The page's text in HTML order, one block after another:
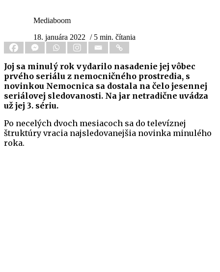
Mediaboom
18. januára 2022 / 5 min. čítania
Joj sa minulý rok vydarilo nasadenie jej vôbec
prvého seriálu z nemocničného prostredia, s
novinkou Nemocnica sa dostala na čelo jesennej
seriálovej sledovanosti. Na jar netradične uvádza
už jej 3. sériu.
Po necelých dvoch mesiacoch sa do televíznej
štruktúry vracia najsledovanejšia novinka minulého
roka.